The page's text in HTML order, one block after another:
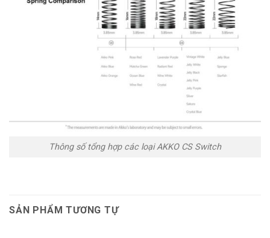
Thông số tổng hợp các loại AKKO CS Switch
SẢN PHẨM TƯƠNG TỰ